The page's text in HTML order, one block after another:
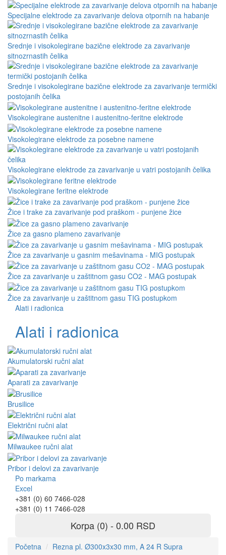
Specijalne elektrode za zavarivanje delova otpornih na habanje
Srednje i visokolegirane bazične elektrode za zavarivanje
sitnozrnastih čelika
Srednje i visokolegirane bazične elektrode za zavarivanje termički
postojanih čelika
Visokolegirane austenitne i austenitno-feritne elektrode
Visokolegirane elektrode za posebne namene
Visokolegirane elektrode za zavarivanje u vatri postojanih čelika
Visokolegirane feritne elektrode
Žice i trake za zavarivanje pod praškom - punjene žice
Žice za gasno plameno zavarivanje
Žice za zavarivanje u gasnim mešavinama - MIG postupak
Žice za zavarivanje u zaštitnom gasu CO2 - MAG postupak
Žice za zavarivanje u zaštitnom gasu TIG postupkom
Alati i radionica
Alati i radionica
Akumulatorski ručni alat
Aparati za zavarivanje
Brusilice
Električni ručni alat
Milwaukee ručni alat
Pribor i delovi za zavarivanje
Po markama
Excel
+381 (0) 60 7466-028
+381 (0) 11 7466-028
Korpa (0) - 0.00 RSD
Početna Rezna pl. Ø300x3x30 mm, A 24 R Supra